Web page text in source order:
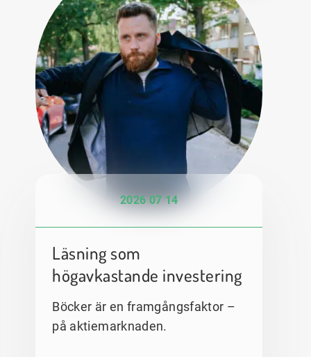
2026 07 14
Läsning som
högavkastande investering
Böcker är en framgångsfaktor –
på aktiemarknaden.